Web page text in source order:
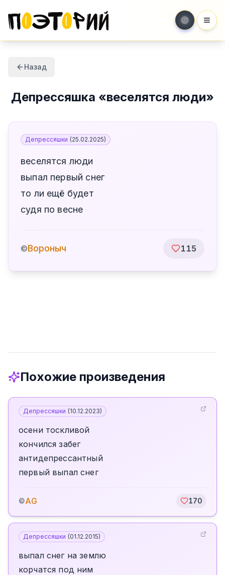
Назад
Депрессяшка «веселятся люди»
Депрессяшки (25.02.2025)
веселятся люди
выпал первый снег
то ли ещё будет
судя по весне
©Вороныч 115
Похожие произведения
Депрессяшки (10.12.2023)
осени тоскливой
кончился забег
антидепрессантный
первый выпал снег
©АG 170
Депрессяшки (01.12.2015)
выпал снег на землю
корчатся под ним